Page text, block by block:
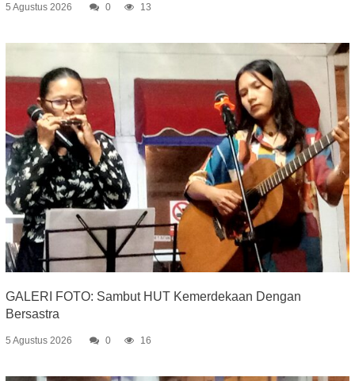
5 Agustus 2026 0 13
GALERI FOTO: Sambut HUT Kemerdekaan Dengan
Bersastra
5 Agustus 2026 0 16